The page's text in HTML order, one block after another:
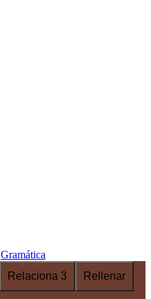
Gramática
Relaciona 3 Rellenar